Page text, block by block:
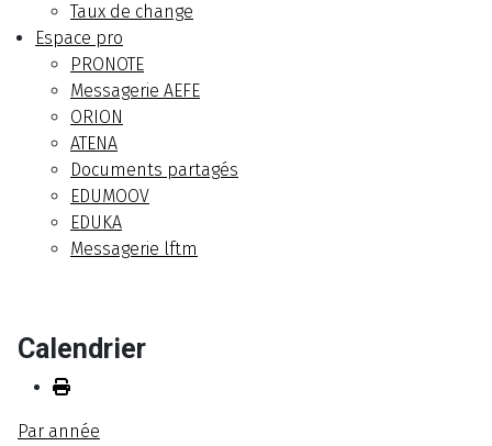
Taux de change
Espace pro
PRONOTE
Messagerie AEFE
ORION
ATENA
Documents partagés
EDUMOOV
EDUKA
Messagerie lftm
Calendrier
Par année